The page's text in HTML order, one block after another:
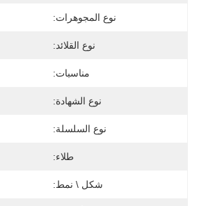
نوع المجوهرات:
نوع القلائد:
مناسبات:
نوع الشهادة:
نوع السلسلة:
طلاء:
شكل \ نمط: